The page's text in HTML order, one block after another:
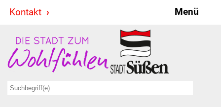
Kontakt Menü
Stadt & Politik
Bürgermeister